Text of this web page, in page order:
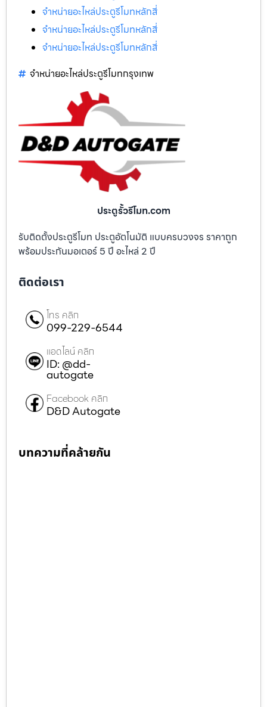
จำหน่ายอะไหล่ประตูรีโมทหลักสี่
จำหน่ายอะไหล่ประตูรีโมทหลักสี่
จำหน่ายอะไหล่ประตูรีโมทหลักสี่
จำหน่ายอะไหล่ประตูรีโมทกรุงเทพ
ประตูรั้วรีโมท.com
รับติดตั้งประตูรีโมท ประตูอัตโนมัติ แบบครบวงจร ราคาถูก
พร้อมประกันมอเตอร์ 5 ปี อะไหล่ 2 ปี
ติดต่อเรา
โทร คลิก
099-229-6544
แอดไลน์ คลิก
ID: @dd-
autogate
Facebook คลิก
D&D Autogate
บทความที่คล้ายกัน